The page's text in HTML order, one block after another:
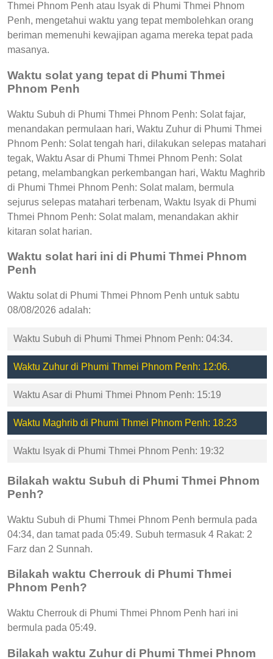
Thmei Phnom Penh atau Isyak di Phumi Thmei Phnom
Penh, mengetahui waktu yang tepat membolehkan orang
beriman memenuhi kewajipan agama mereka tepat pada
masanya.
Waktu solat yang tepat di Phumi Thmei
Phnom Penh
Waktu Subuh di Phumi Thmei Phnom Penh: Solat fajar,
menandakan permulaan hari, Waktu Zuhur di Phumi Thmei
Phnom Penh: Solat tengah hari, dilakukan selepas matahari
tegak, Waktu Asar di Phumi Thmei Phnom Penh: Solat
petang, melambangkan perkembangan hari, Waktu Maghrib
di Phumi Thmei Phnom Penh: Solat malam, bermula
sejurus selepas matahari terbenam, Waktu Isyak di Phumi
Thmei Phnom Penh: Solat malam, menandakan akhir
kitaran solat harian.
Waktu solat hari ini di Phumi Thmei Phnom
Penh
Waktu solat di Phumi Thmei Phnom Penh untuk sabtu
08/08/2026 adalah:
Waktu Subuh di Phumi Thmei Phnom Penh: 04:34.
Waktu Zuhur di Phumi Thmei Phnom Penh: 12:06.
Waktu Asar di Phumi Thmei Phnom Penh: 15:19
Waktu Maghrib di Phumi Thmei Phnom Penh: 18:23
Waktu Isyak di Phumi Thmei Phnom Penh: 19:32
Bilakah waktu Subuh di Phumi Thmei Phnom
Penh?
Waktu Subuh di Phumi Thmei Phnom Penh bermula pada
04:34, dan tamat pada 05:49. Subuh termasuk 4 Rakat: 2
Farz dan 2 Sunnah.
Bilakah waktu Cherrouk di Phumi Thmei
Phnom Penh?
Waktu Cherrouk di Phumi Thmei Phnom Penh hari ini
bermula pada 05:49.
Bilakah waktu Zuhur di Phumi Thmei Phnom